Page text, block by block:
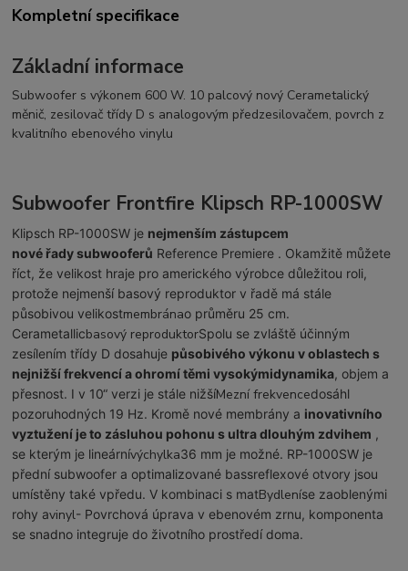
Kompletní specifikace
Základní informace
Subwoofer s výkonem 600 W. 10 palcový nový Cerametalický
měnič, zesilovač třídy D s analogovým předzesilovačem, povrch z
kvalitního ebenového vinylu
Subwoofer Frontfire Klipsch RP-1000SW
Klipsch RP-1000SW je nejmenším zástupcem
nové řady subwooferů Reference Premiere . Okamžitě můžete
říct, že velikost hraje pro amerického výrobce důležitou roli,
protože nejmenší basový reproduktor v řadě má stále
působivou velikostmembránao průměru 25 cm.
Cerametallicbasový reproduktorSpolu se zvláště účinným
zesílením třídy D dosahuje působivého výkonu v oblastech s
nejnižší frekvencí a ohromí těmi vysokýmidynamika, objem a
přesnost. I v 10“ verzi je stále nižšíMezní frekvencedosáhl
pozoruhodných 19 Hz. Kromě nové membrány a inovativního
vyztužení je to zásluhou pohonu s ultra dlouhým zdvihem ,
se kterým je lineárnívýchylka36 mm je možné. RP-1000SW je
přední subwoofer a optimalizované bassreflexové otvory jsou
umístěny také vpředu. V kombinaci s matBydleníse zaoblenými
rohy avinyl- Povrchová úprava v ebenovém zrnu, komponenta
se snadno integruje do životního prostředí doma.